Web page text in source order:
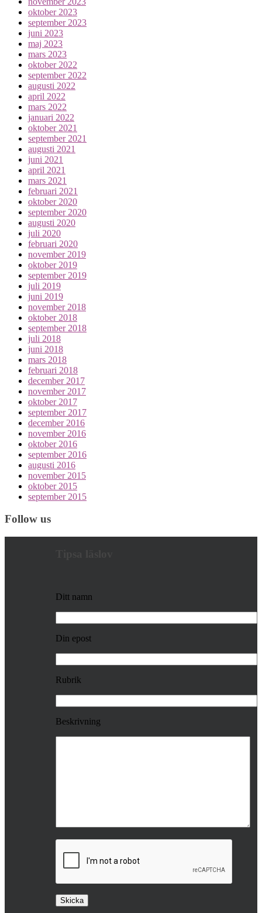
oktober 2023
september 2023
juni 2023
maj 2023
mars 2023
oktober 2022
september 2022
augusti 2022
april 2022
mars 2022
januari 2022
oktober 2021
september 2021
augusti 2021
juni 2021
april 2021
mars 2021
februari 2021
oktober 2020
september 2020
augusti 2020
juli 2020
februari 2020
november 2019
oktober 2019
september 2019
juli 2019
juni 2019
november 2018
oktober 2018
september 2018
juli 2018
juni 2018
mars 2018
februari 2018
december 2017
november 2017
oktober 2017
september 2017
december 2016
november 2016
oktober 2016
september 2016
augusti 2016
november 2015
oktober 2015
september 2015
Follow us
Ditt namn
Din epost
Rubrik
Beskrivning